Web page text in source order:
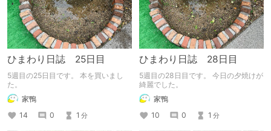
ひまわり日誌 25日目
5週目の25日目です。 本を買いまし
た。
家鴨
14
0 1 分
ひまわり日誌 28日目
5週目の28日目です。 今日の夕焼けが
綺麗でした。
家鴨
10
0 1 分